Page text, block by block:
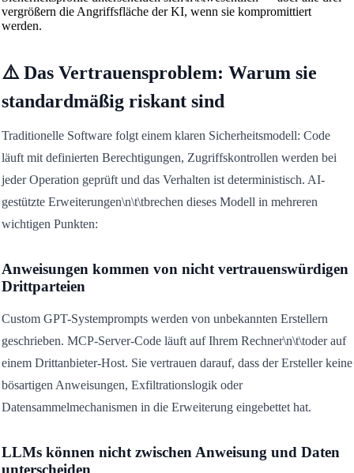
vergrößern die Angriffsfläche der KI, wenn sie kompromittiert
werden.
⚠️ Das Vertrauensproblem: Warum sie
standardmäßig riskant sind
Traditionelle Software folgt einem klaren Sicherheitsmodell: Code
läuft mit definierten Berechtigungen, Zugriffskontrollen werden bei
jeder Operation geprüft und das Verhalten ist deterministisch. AI-
gestützte Erweiterungen\n\t\tbrechen dieses Modell in mehreren
wichtigen Punkten:
Anweisungen kommen von nicht vertrauenswürdigen
Drittparteien
Custom GPT-Systemprompts werden von unbekannten Erstellern
geschrieben. MCP-Server-Code läuft auf Ihrem Rechner\n\t\toder auf
einem Drittanbieter-Host. Sie vertrauen darauf, dass der Ersteller keine
bösartigen Anweisungen, Exfiltrationslogik oder
Datensammelmechanismen in die Erweiterung eingebettet hat.
LLMs können nicht zwischen Anweisung und Daten